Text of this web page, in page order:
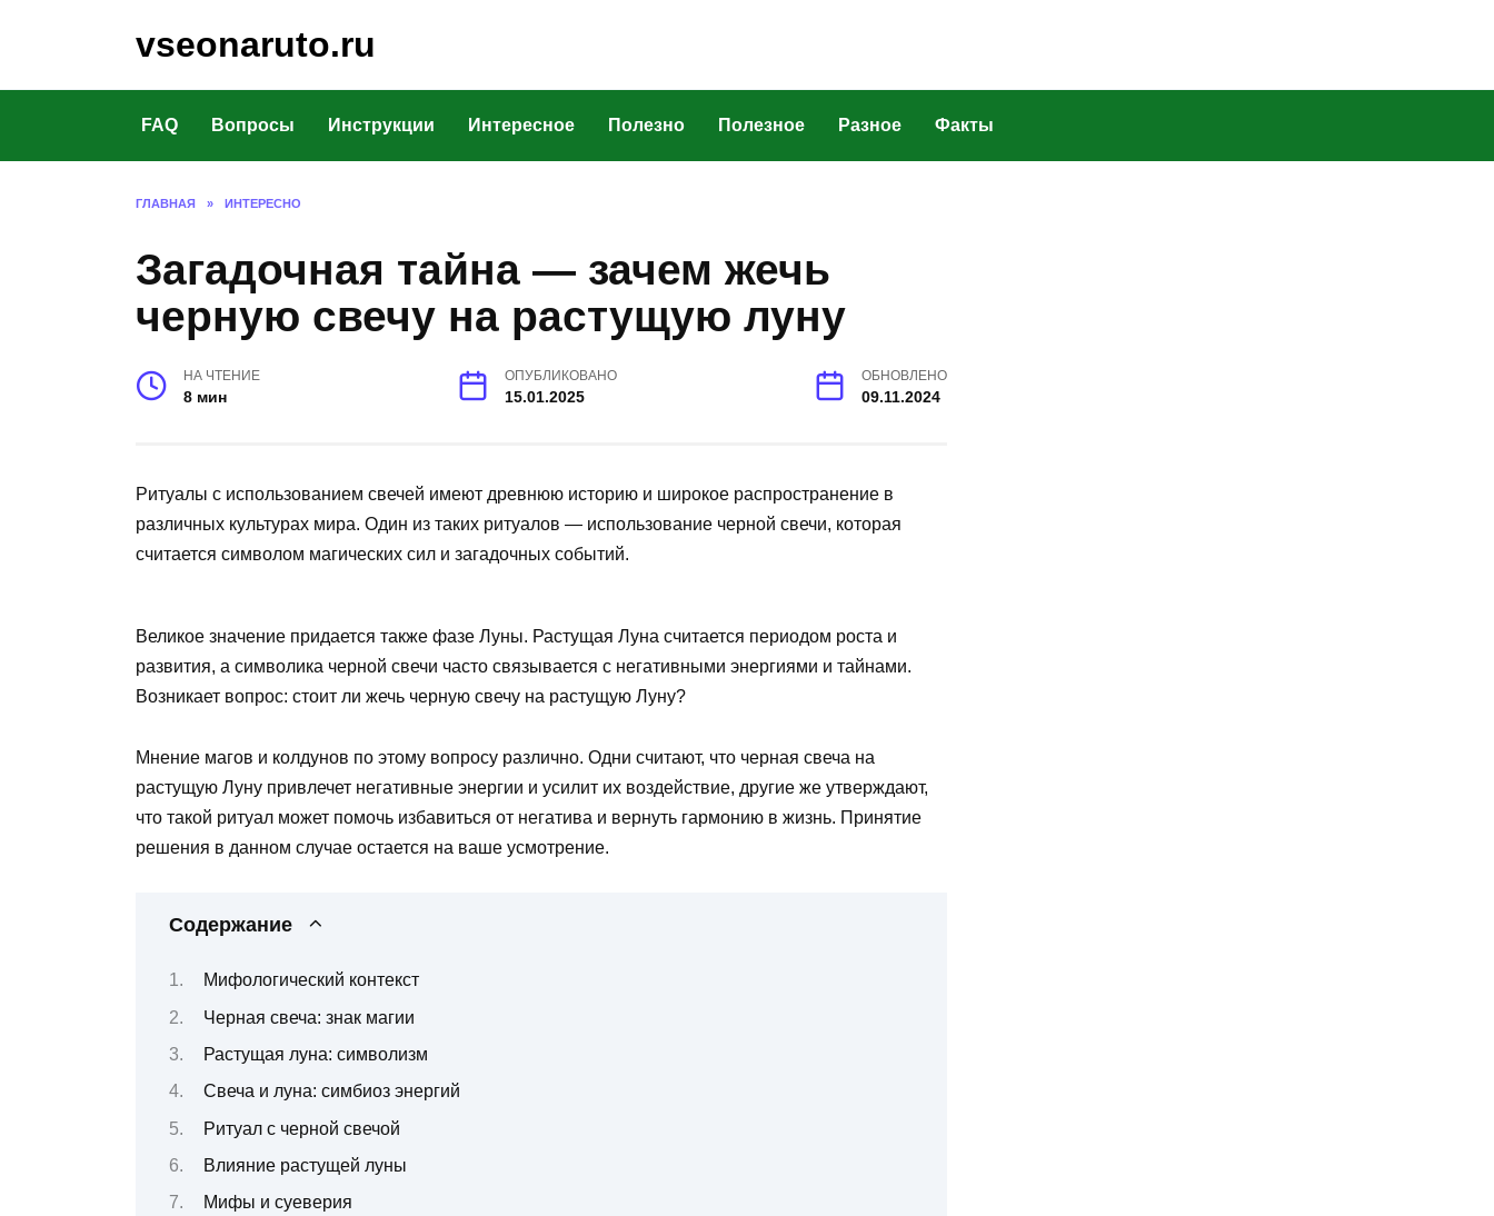
vseonaruto.ru
FAQ Вопросы Инструкции Интересное Полезно Полезное Разное Факты
ГЛАВНАЯ » ИНТЕРЕСНО
Загадочная тайна — зачем жечь
черную свечу на растущую луну
НА ЧТЕНИЕ
8 мин
ОПУБЛИКОВАНО
15.01.2025
ОБНОВЛЕНО
09.11.2024
Ритуалы с использованием свечей имеют древнюю историю и широкое распространение в
различных культурах мира. Один из таких ритуалов — использование черной свечи, которая
считается символом магических сил и загадочных событий.
Великое значение придается также фазе Луны. Растущая Луна считается периодом роста и
развития, а символика черной свечи часто связывается с негативными энергиями и тайнами.
Возникает вопрос: стоит ли жечь черную свечу на растущую Луну?
Мнение магов и колдунов по этому вопросу различно. Одни считают, что черная свеча на
растущую Луну привлечет негативные энергии и усилит их воздействие, другие же утверждают,
что такой ритуал может помочь избавиться от негатива и вернуть гармонию в жизнь. Принятие
решения в данном случае остается на ваше усмотрение.
Содержание
Мифологический контекст
Черная свеча: знак магии
Растущая луна: символизм
Свеча и луна: симбиоз энергий
Ритуал с черной свечой
Влияние растущей луны
Мифы и суеверия